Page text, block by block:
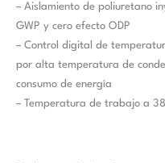
– Aislamiento de poliuretano
GWP y cero efecto ODP
– Control digital de
por alta temperatura de
consumo de energía
– Temperatura de trabajo a